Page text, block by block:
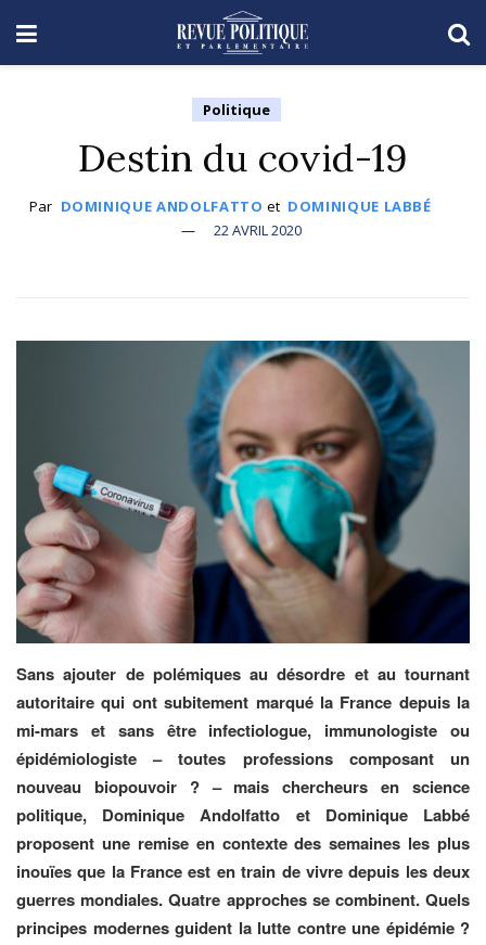
Politique
Destin du covid-19
Par DOMINIQUE ANDOLFATTO et DOMINIQUE LABBÉ
22 AVRIL 2020
Sans ajouter de polémiques au désordre et au tournant
autoritaire qui ont subitement marqué la France depuis la
mi-mars et sans être infectiologue, immunologiste ou
épidémiologiste – toutes professions composant un
nouveau biopouvoir ? – mais chercheurs en science
politique, Dominique Andolfatto et Dominique Labbé
proposent une remise en contexte des semaines les plus
inouïes que la France est en train de vivre depuis les deux
guerres mondiales. Quatre approches se combinent. Quels
principes modernes guident la lutte contre une épidémie ?